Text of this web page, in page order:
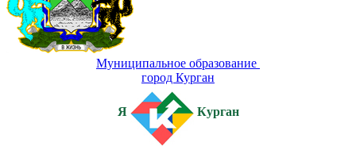
Муниципальное образование
город Курган
Я Курган